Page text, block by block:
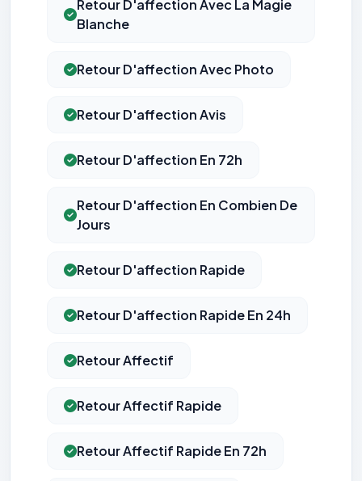
Retour D'affection Avec La Magie
Blanche
Retour D'affection Avec Photo
Retour D'affection Avis
Retour D'affection En 72h
Retour D'affection En Combien De
Jours
Retour D'affection Rapide
Retour D'affection Rapide En 24h
Retour Affectif
Retour Affectif Rapide
Retour Affectif Rapide En 72h